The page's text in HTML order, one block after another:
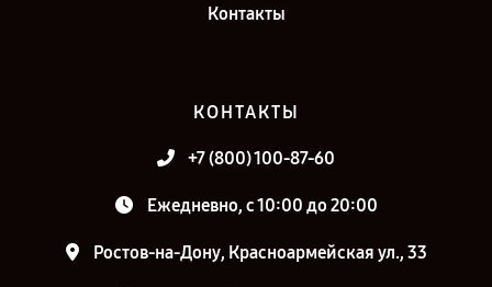
Контакты
КОНТАКТЫ
+7 (800) 100-87-60
Ежедневно, с 10:00 до 20:00
Ростов-на-Дону, Красноармейская ул., 33